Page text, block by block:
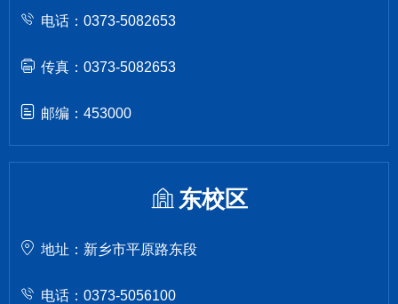
电话：0373-5082653
传真：0373-5082653
邮编：453000
东校区
地址：新乡市平原路东段
电话：0373-5056100